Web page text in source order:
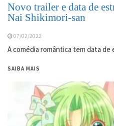
Novo trailer e data de
Nai Shikimori-san
07/02/2022
A comédia romântica tem data de
SAIBA MAIS